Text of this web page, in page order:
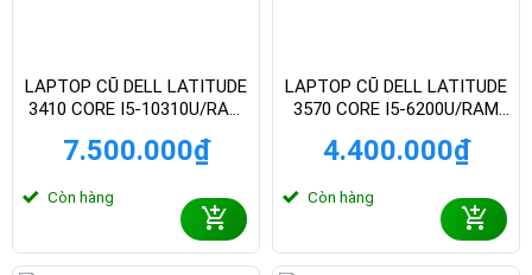
LAPTOP CŨ DELL LATITUDE
3410 CORE I5-10310U/RAM
INCH
7.500.000₫
Còn hàng
LAPTOP CŨ DELL LATITUDE
3570 CORE I5-6200U/RAM
INCH
4.400.000₫
Còn hàng